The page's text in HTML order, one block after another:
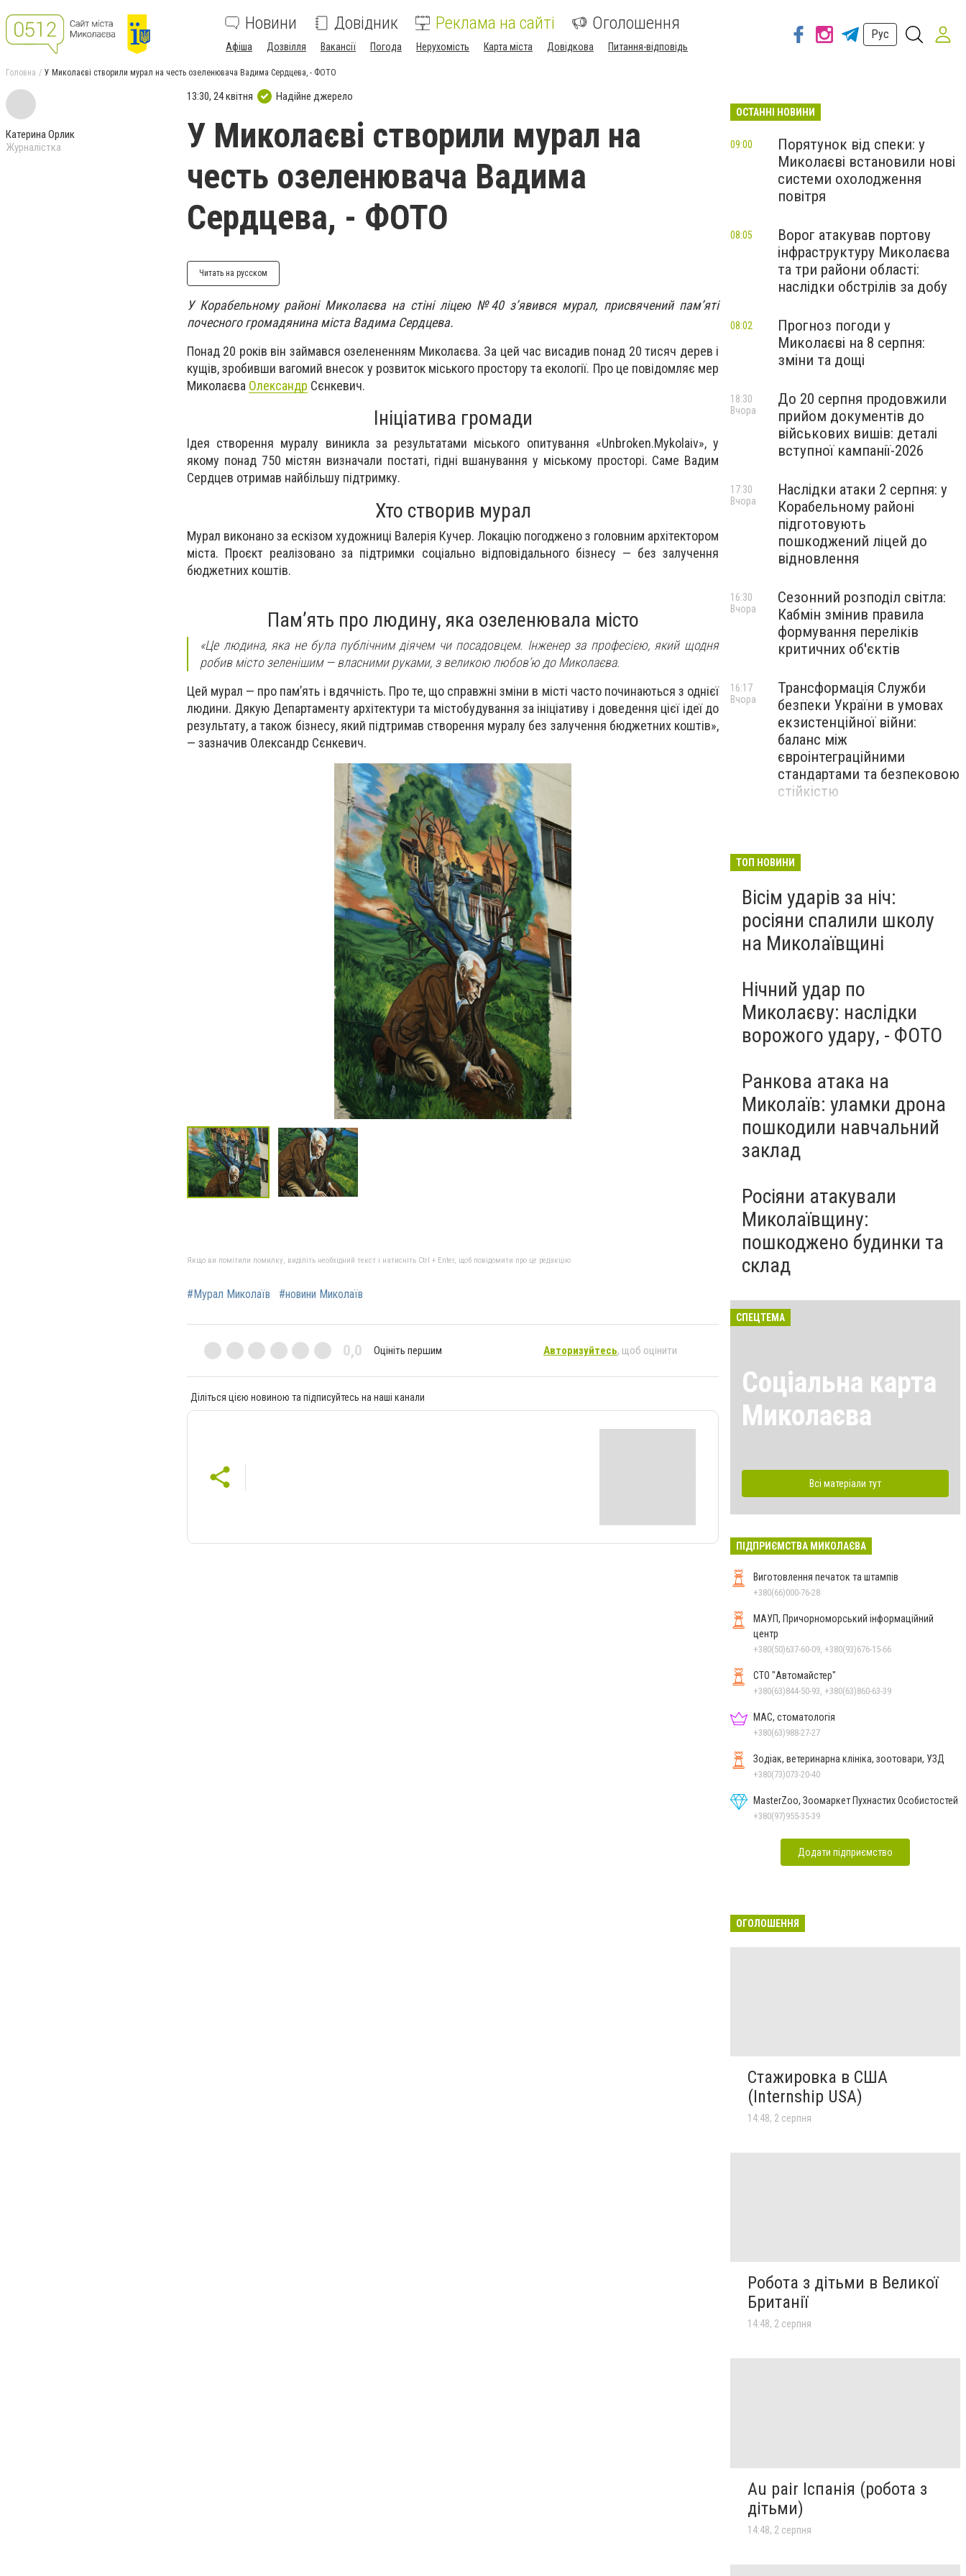
Новини Довідник Реклама на сайті Оголошення
Афіша Дозвілля Вакансії Погода Нерухомість Карта міста Довідкова Питання-відповідь
Рус
Головна У Миколаєві створили мурал на честь озеленювача Вадима Сердцева, - ФОТО
Катерина Орлик
Журналістка
13:30, 24 квітня Надійне джерело
У Миколаєві створили мурал на
честь озеленювача Вадима
Сердцева, - ФОТО
Читать на русском
У Корабельному районі Миколаєва на стіні ліцею №40 з’явився мурал, присвячений пам’яті
почесного громадянина міста Вадима Сердцева.
Понад 20 років він займався озелененням Миколаєва. За цей час висадив понад 20 тисяч дерев і
кущів, зробивши вагомий внесок у розвиток міського простору та екології. Про це повідомляє мер
Миколаєва Олександр Сєнкевич.
Ініціатива громади
Ідея створення муралу виникла за результатами міського опитування «Unbroken.Mykolaiv», у
якому понад 750 містян визначали постаті, гідні вшанування у міському просторі. Саме Вадим
Сердцев отримав найбільшу підтримку.
Хто створив мурал
Мурал виконано за ескізом художниці Валерія Кучер. Локацію погоджено з головним архітектором
міста. Проєкт реалізовано за підтримки соціально відповідального бізнесу — без залучення
бюджетних коштів.
Пам’ять про людину, яка озеленювала місто
«Це людина, яка не була публічним діячем чи посадовцем. Інженер за професією, який щодня
робив місто зеленішим — власними руками, з великою любов’ю до Миколаєва.
Цей мурал — про пам’ять і вдячність. Про те, що справжні зміни в місті часто починаються з однієї
людини. Дякую Департаменту архітектури та містобудування за ініціативу і доведення цієї ідеї до
результату, а також бізнесу, який підтримав створення муралу без залучення бюджетних коштів»,
— зазначив Олександр Сєнкевич.
Якщо ви помітили помилку, виділіть необхідний текст і натисніть Ctrl + Enter, щоб повідомити про це редакцію
#Мурал Миколаїв #новини Миколаїв
0,0 Оцініть першим Авторизуйтесь, щоб оцінити
Діліться цією новиною та підписуйтесь на наші канали
ОСТАННІ НОВИНИ
Порятунок від спеки: у
Миколаєві встановили нові
системи охолодження
повітря
09:00
Ворог атакував портову
інфраструктуру Миколаєва
та три райони області:
наслідки обстрілів за добу
08:05
Прогноз погоди у
Миколаєві на 8 серпня:
зміни та дощі
08:02
До 20 серпня продовжили
прийом документів до
військових вишів: деталі
вступної кампанії-2026
18:30
Вчора
Наслідки атаки 2 серпня: у
Корабельному районі
підготовують
пошкоджений ліцей до
відновлення
17:30
Вчора
Сезонний розподіл світла:
Кабмін змінив правила
формування переліків
критичних об'єктів
16:30
Вчора
Трансформація Служби
безпеки України в умовах
екзистенційної війни:
баланс між
євроінтеграційними
стандартами та безпековою
стійкістю
16:17
Вчора
на 20%: Уряд підбив
навчального року
ТОП НОВИНИ
Вісім ударів за ніч:
росіяни спалили школу
на Миколаївщині
Нічний удар по
Миколаєву: наслідки
ворожого удару, - ФОТО
Ранкова атака на
Миколаїв: уламки дрона
пошкодили навчальний
заклад
Росіяни атакували
Миколаївщину:
пошкоджено будинки та
склад
СПЕЦТЕМА
Соціальна карта
Миколаєва
Всі матеріали тут
ПІДПРИЄМСТВА МИКОЛАЄВА
Виготовлення печаток та штампів
+380(66)000-76-28
МАУП, Причорноморський інформаційний
центр
+380(50)637-60-09, +380(93)676-15-66
СТО "Автомайстер"
+380(63)844-50-93, +380(63)860-63-39
МАС, стоматологія
+380(63)988-27-27
Зодіак, ветеринарна клініка, зоотовари, УЗД
+380(73)073-20-40
MasterZoo, Зоомаркет Пухнастих Особистостей
+380(97)955-35-39
Додати підприємство
ОГОЛОШЕННЯ
Стажировка в США
(Internship USA)
14:48, 2 серпня
Робота з дітьми в Великої
Британії
14:48, 2 серпня
Au pair Іспанія (робота з
дітьми)
14:48, 2 серпня